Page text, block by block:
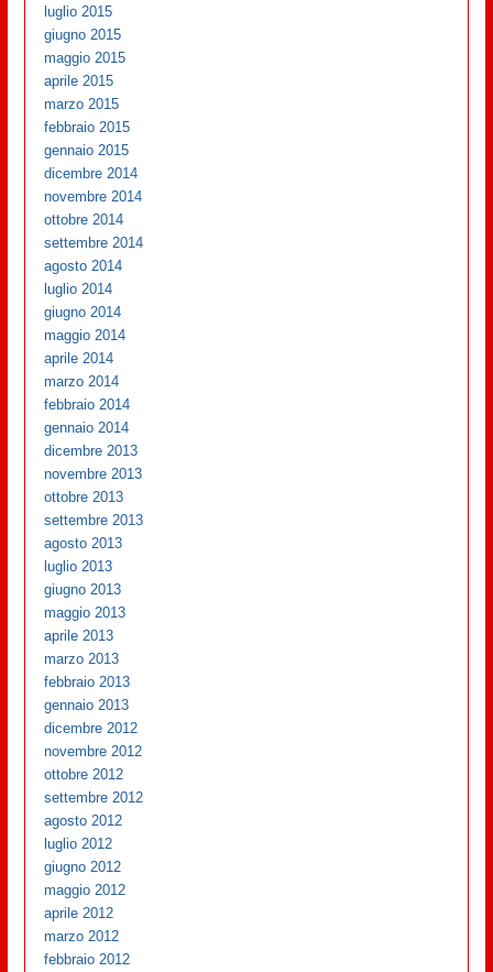
luglio 2015
giugno 2015
maggio 2015
aprile 2015
marzo 2015
febbraio 2015
gennaio 2015
dicembre 2014
novembre 2014
ottobre 2014
settembre 2014
agosto 2014
luglio 2014
giugno 2014
maggio 2014
aprile 2014
marzo 2014
febbraio 2014
gennaio 2014
dicembre 2013
novembre 2013
ottobre 2013
settembre 2013
agosto 2013
luglio 2013
giugno 2013
maggio 2013
aprile 2013
marzo 2013
febbraio 2013
gennaio 2013
dicembre 2012
novembre 2012
ottobre 2012
settembre 2012
agosto 2012
luglio 2012
giugno 2012
maggio 2012
aprile 2012
marzo 2012
febbraio 2012